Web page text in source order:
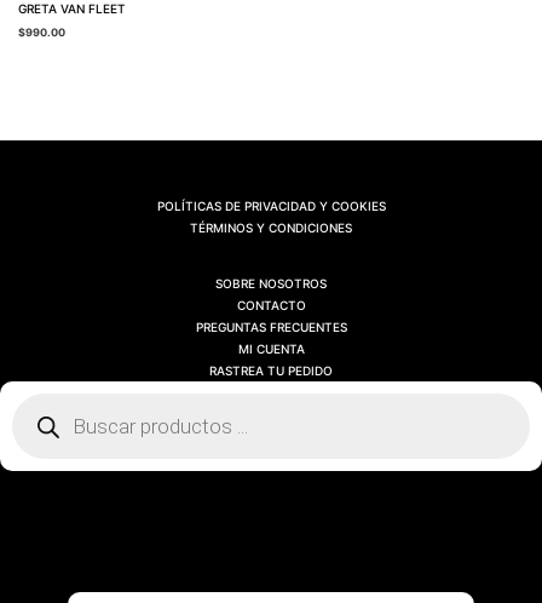
GRETA VAN FLEET
$990.00
POLÍTICAS DE PRIVACIDAD Y COOKIES
TÉRMINOS Y CONDICIONES
SOBRE NOSOTROS
CONTACTO
PREGUNTAS FRECUENTES
MI CUENTA
RASTREA TU PEDIDO
Búsqueda
Búsqueda